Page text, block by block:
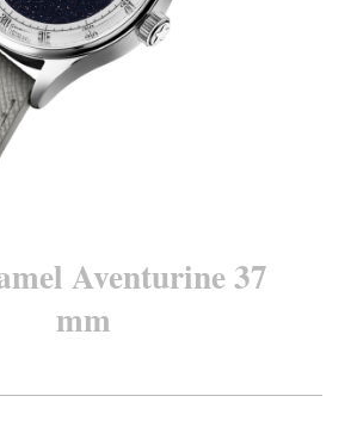
Aventurine 37
mm